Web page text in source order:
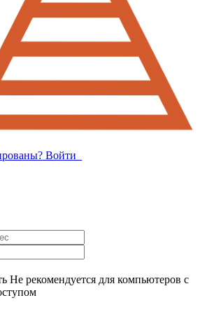
Войти
Не рекомендуется для компьютеров с